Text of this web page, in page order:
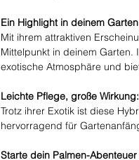
Ein Highlight in deinem
Mit ihrem attraktiven
Mittelpunkt in deinem Garten.
exotische Atmosphäre und
Leichte Pflege, große Wirkung:
Trotz ihrer Exotik ist diese
hervorragend für
Starte dein Palmen-Abenteuer